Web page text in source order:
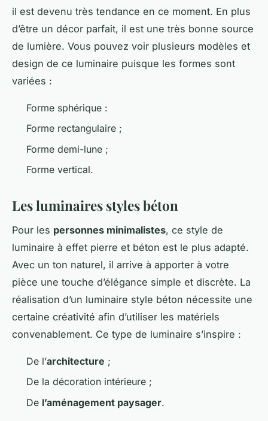
il est devenu très tendance en ce moment. En plus
d’être un décor parfait, il est une très bonne source
de lumière. Vous pouvez voir plusieurs modèles et
design de ce luminaire puisque les formes sont
variées :
Forme sphérique :
Forme rectangulaire ;
Forme demi-lune ;
Forme vertical.
Les luminaires styles béton
Pour les personnes minimalistes, ce style de
luminaire à effet pierre et béton est le plus adapté.
Avec un ton naturel, il arrive à apporter à votre
pièce une touche d’élégance simple et discrète. La
réalisation d’un luminaire style béton nécessite une
certaine créativité afin d’utiliser les matériels
convenablement. Ce type de luminaire s’inspire :
De l’architecture ;
De la décoration intérieure ;
De l’aménagement paysager.